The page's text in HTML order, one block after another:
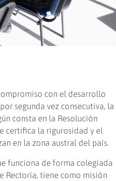
con el desarrollo
segunda vez consecutiva, la
consta en la Resolución
certifica la rigurosidad y el
en la zona austral del país.
funciona de forma colegiada
Rectoría, tiene como misión